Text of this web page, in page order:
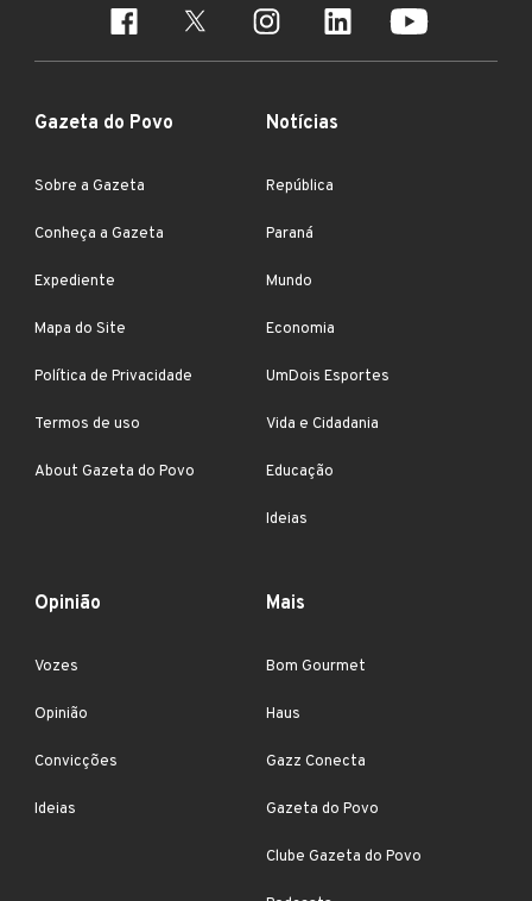
Gazeta do Povo
Sobre a Gazeta
Conheça a Gazeta
Expediente
Mapa do Site
Política de Privacidade
Termos de uso
About Gazeta do Povo
Notícias
República
Paraná
Mundo
Economia
UmDois Esportes
Vida e Cidadania
Educação
Ideias
Opinião
Vozes
Opinião
Convicções
Ideias
Mais
Bom Gourmet
Haus
Gazz Conecta
Gazeta do Povo
Clube Gazeta do Povo